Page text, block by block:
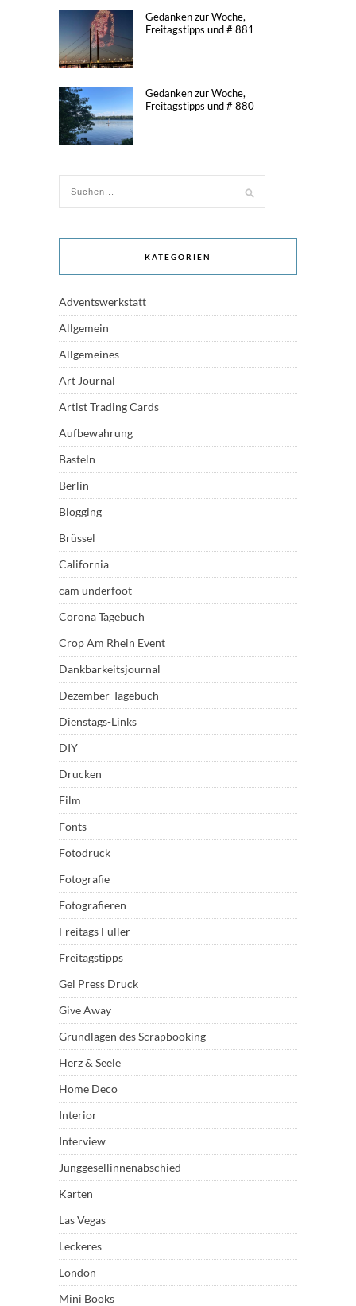
Gedanken zur Woche,
Freitagstipps und # 881
Gedanken zur Woche,
Freitagstipps und # 880
KATEGORIEN
Adventswerkstatt
Allgemein
Allgemeines
Art Journal
Artist Trading Cards
Aufbewahrung
Basteln
Berlin
Blogging
Brüssel
California
cam underfoot
Corona Tagebuch
Crop Am Rhein Event
Dankbarkeitsjournal
Dezember-Tagebuch
Dienstags-Links
DIY
Drucken
Film
Fonts
Fotodruck
Fotografie
Fotografieren
Freitags Füller
Freitagstipps
Gel Press Druck
Give Away
Grundlagen des Scrapbooking
Herz & Seele
Home Deco
Interior
Interview
Junggesellinnenabschied
Karten
Las Vegas
Leckeres
London
Mini Books